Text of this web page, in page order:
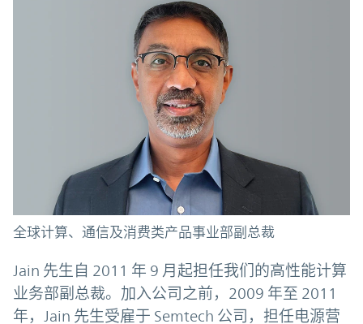
Jain 先生自 2011 年 9 月起担任我们的高性能计算
业务部副总裁。加入公司之前，2009 年至 2011
年，Jain 先生受雇于 Semtech 公司，担任电源营
全球计算、通信及消费类产品事业部副总裁